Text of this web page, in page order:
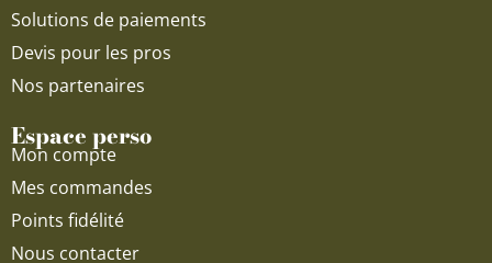
Solutions de paiements
Devis pour les pros
Nos partenaires
Espace perso
Mon compte
Mes commandes
Points fidélité
Nous contacter